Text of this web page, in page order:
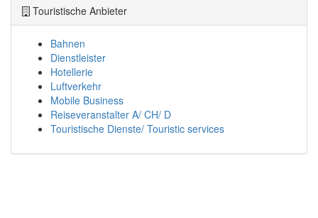
Touristische Anbieter
Bahnen
Dienstleister
Hotellerie
Luftverkehr
Mobile Business
Reiseveranstalter A/ CH/ D
Touristische Dienste/ Touristic services